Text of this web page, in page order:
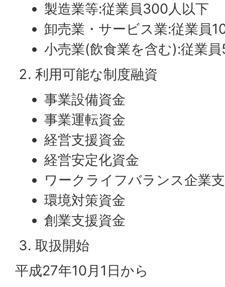
製造業等:従業員300人以下
卸売業・サービス業:従業員
小売業(飲食業を含む):従業
利用可能な制度融資
事業設備資金
事業運転資金
経営支援資金
経営安定化資金
ワークライフバランス企業
環境対策資金
創業支援資金
取扱開始
平成27年10月1日から